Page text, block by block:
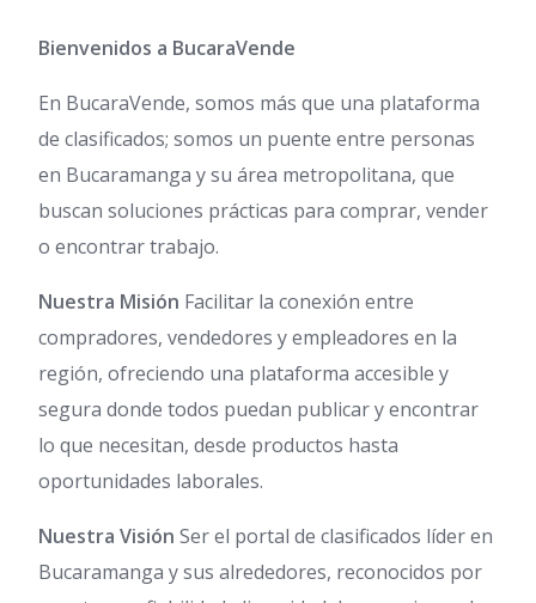
Bienvenidos a BucaraVende
En BucaraVende, somos más que una plataforma
de clasificados; somos un puente entre personas
en Bucaramanga y su área metropolitana, que
buscan soluciones prácticas para comprar, vender
o encontrar trabajo.
Nuestra Misión Facilitar la conexión entre
compradores, vendedores y empleadores en la
región, ofreciendo una plataforma accesible y
segura donde todos puedan publicar y encontrar
lo que necesitan, desde productos hasta
oportunidades laborales.
Nuestra Visión Ser el portal de clasificados líder en
Bucaramanga y sus alrededores, reconocidos por